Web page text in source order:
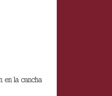
en la cancha